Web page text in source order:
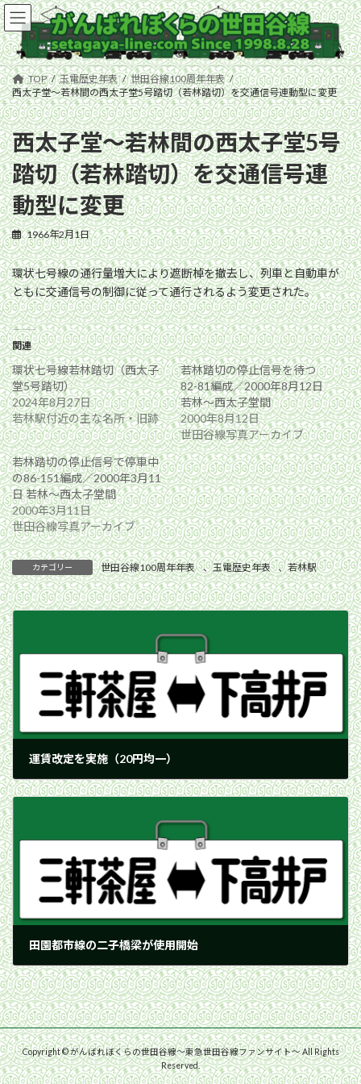
コ
ン
テ
ン
ツ
へ
ス
キ
ッ
プ
ナ
ビ
ゲ
ー
シ
ョ
ン
に
移
動
TOP 玉電歴史年表
世田谷線100周年年表
西太子堂〜若林間の西太子堂5号踏切（若林踏切）を交通信号連動型に変更
西太子堂〜若林間の西太子堂5号
踏切（若林踏切）を交通信号連
動型に変更
1966年2月1日
環状七号線の通行量増大により遮断棹を撤去し、列車と自動車が
ともに交通信号の制御に従って通行されるよう変更された。
関連
環状七号線若林踏切（西太子
堂5号踏切）
2024年8月27日
若林駅付近の主な名所・旧跡
若林踏切の停止信号を待つ
82-81編成／2000年8月12日
若林〜西太子堂間
2000年8月12日
世田谷線写真アーカイブ
若林踏切の停止信号で停車中
の86-151編成／2000年3月11
日 若林〜西太子堂間
2000年3月11日
世田谷線写真アーカイブ
カテゴリー 世田谷線100周年年表 、玉電歴史年表 、若林駅
運賃改定を実施（20円均一）
1966年1月20日
田園都市線の二子橋梁が使用開始
1966年3月19日
Copyright © がんばれぼくらの世田谷線〜東急世田谷線ファンサイト〜 All Rights
Reserved.